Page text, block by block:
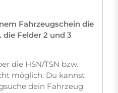
Fahrzeugschein die
die Felder 2 und 3
die HSN/TSN bzw.
möglich. Du kannst
dein Fahrzeug